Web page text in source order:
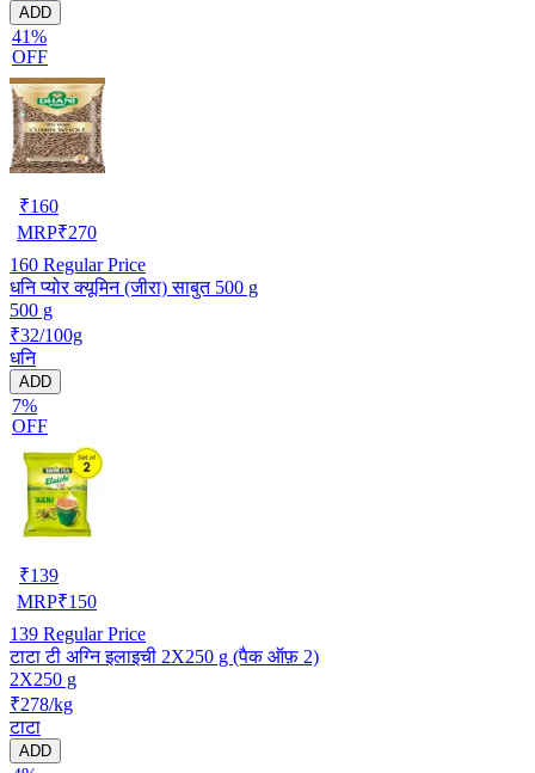
ADD
41%
OFF
₹160
MRP₹270
160 Regular Price
धनि प्योर क्यूमिन (जीरा) साबुत 500 g
500 g
₹32/100g
धनि
ADD
7%
OFF
₹139
MRP₹150
139 Regular Price
टाटा टी अग्नि इलाइची 2X250 g (पैक ऑफ़ 2)
2X250 g
₹278/kg
टाटा
ADD